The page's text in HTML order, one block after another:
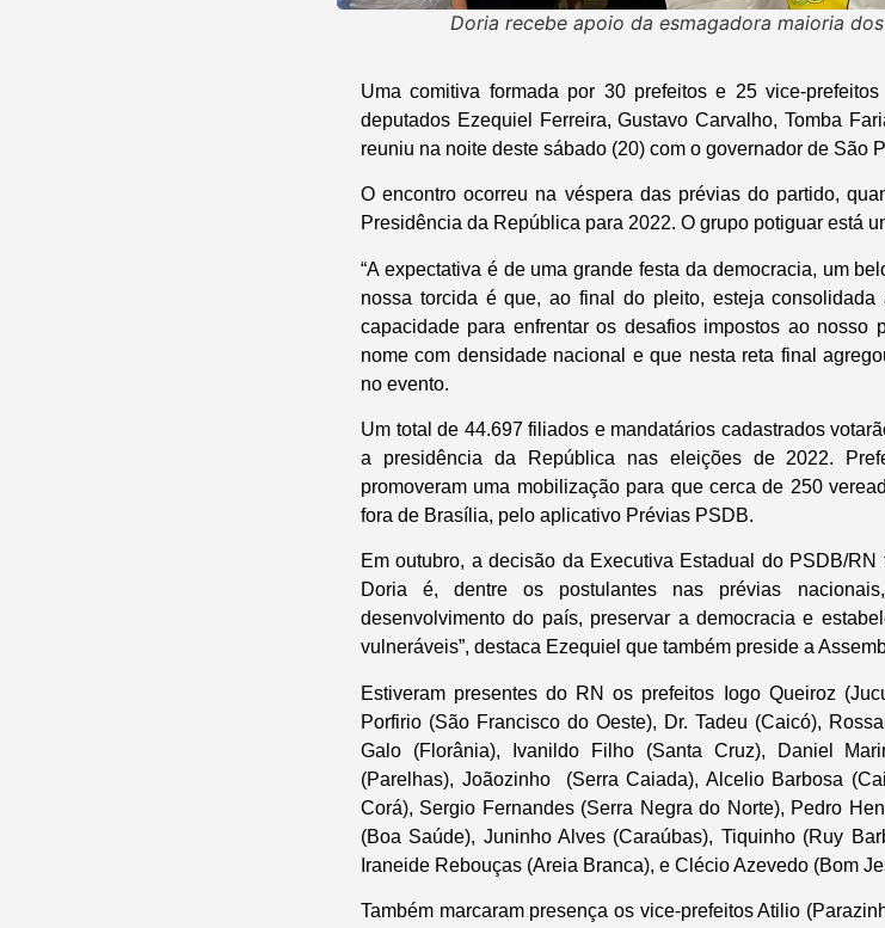
Doria recebe apoio da esmagadora maioria
Uma comitiva formada por 30 prefeitos e 25 vice-
deputados Ezequiel Ferreira, Gustavo Carvalho, Tomba
reuniu na noite deste sábado (20) com o governador de São
O encontro ocorreu na véspera das prévias do partido,
Presidência da República para 2022. O grupo potiguar está
“A expectativa é de uma grande festa da democracia, um
nossa torcida é que, ao final do pleito, esteja
capacidade para enfrentar os desafios impostos ao
nome com densidade nacional e que nesta reta final
no evento.
Um total de 44.697 filiados e mandatários cadastrados
a presidência da República nas eleições de 2022.
promoveram uma mobilização para que cerca de 250
fora de Brasília, pelo aplicativo Prévias PSDB.
Em outubro, a decisão da Executiva Estadual do PSDB/
Doria é, dentre os postulantes nas prévias
desenvolvimento do país, preservar a democracia e
vulneráveis”, destaca Ezequiel que também preside a
Estiveram presentes do RN os prefeitos Iogo Queiroz
Porfirio (São Francisco do Oeste), Dr. Tadeu (Caicó),
Galo (Florânia), Ivanildo Filho (Santa Cruz), Daniel
(Parelhas), Joãozinho (Serra Caiada), Alcelio Barbosa
Corá), Sergio Fernandes (Serra Negra do Norte), Pedro
(Boa Saúde), Juninho Alves (Caraúbas), Tiquinho (Ruy
Iraneide Rebouças (Areia Branca), e Clécio Azevedo (Bom
Também marcaram presença os vice-prefeitos Atilio